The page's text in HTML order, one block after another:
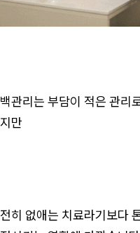
관리는 부담이 적은 관리
만
히 없애는 치료라기보다